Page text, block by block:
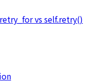
vs self.retry()